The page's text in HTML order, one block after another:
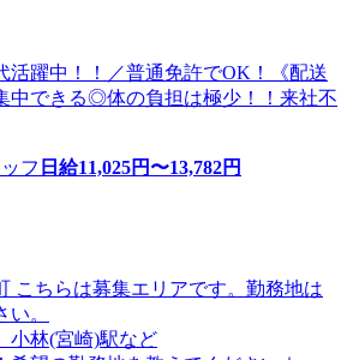
活躍中！！／普通免許でOK！《配送
中できる◎体の負担は極少！！来社不
フ 日給11,025円〜13,782円
こちらは募集エリアです。勤務地は
。
小林(宮崎)駅など